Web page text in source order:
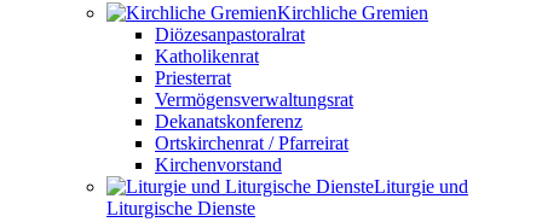
Kirchliche Gremien
Diözesanpastoralrat
Katholikenrat
Priesterrat
Vermögensverwaltungsrat
Dekanatskonferenz
Ortskirchenrat / Pfarreirat
Kirchenvorstand
Liturgie und
Liturgische Dienste